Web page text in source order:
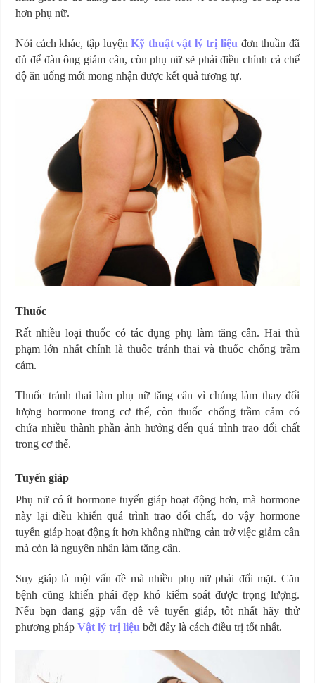
hơn phụ nữ.
Nói cách khác, tập luyệnKỹ thuật vật lý trị liệu đơn thuần đã
đủ để đàn ông giảm cân, còn phụ nữ sẽ phải điều chỉnh cả chế
độ ăn uống mới mong nhận được kết quả tương tự.
Thuốc
Rất nhiều loại thuốc có tác dụng phụ làm tăng cân. Hai thủ
phạm lớn nhất chính là thuốc tránh thai và thuốc chống trầm
cảm.
Thuốc tránh thai làm phụ nữ tăng cân vì chúng làm thay đổi
lượng hormone trong cơ thể, còn thuốc chống trầm cảm có
chứa nhiều thành phần ảnh hưởng đến quá trình trao đổi chất
trong cơ thể.
Tuyến giáp
Phụ nữ có ít hormone tuyến giáp hoạt động hơn, mà hormone
này lại điều khiển quá trình trao đổi chất, do vậy hormone
tuyến giáp hoạt động ít hơn không những cản trở việc giảm cân
mà còn là nguyên nhân làm tăng cân.
Suy giáp là một vấn đề mà nhiều phụ nữ phải đối mặt. Căn
bệnh cũng khiến phái đẹp khó kiểm soát được trọng lượng.
Nếu bạn đang gặp vấn đề về tuyến giáp, tốt nhất hãy thử
phương phápVật lý trị liệu bởi đây là cách điều trị tốt nhất.